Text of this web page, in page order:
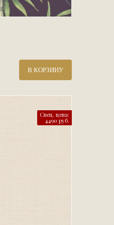
В КОРЗИНУ
Спец. цена:
4490 руб.